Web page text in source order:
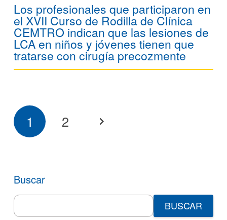
Los profesionales que participaron en
el XVII Curso de Rodilla de Clínica
CEMTRO indican que las lesiones de
LCA en niños y jóvenes tienen que
tratarse con cirugía precozmente
1 2
Buscar
Search
for: